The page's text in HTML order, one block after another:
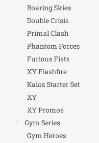
Roaring Skies
Double Crisis
Primal Clash
Phantom Forces
Furious Fists
XY Flashfire
Kalos Starter Set
XY
XY Promos
Gym Series
Gym Heroes